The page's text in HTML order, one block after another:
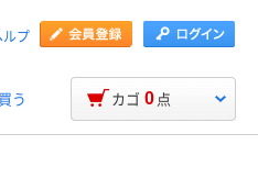
ルプ
う カゴ 0 点